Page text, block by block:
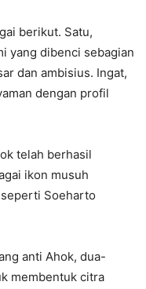
berikut. Satu,
yang dibenci sebagian
dan ambisius. Ingat,
dengan profil
telah berhasil
ikon musuh
Soeharto
anti Ahok, dua-
membentuk citra